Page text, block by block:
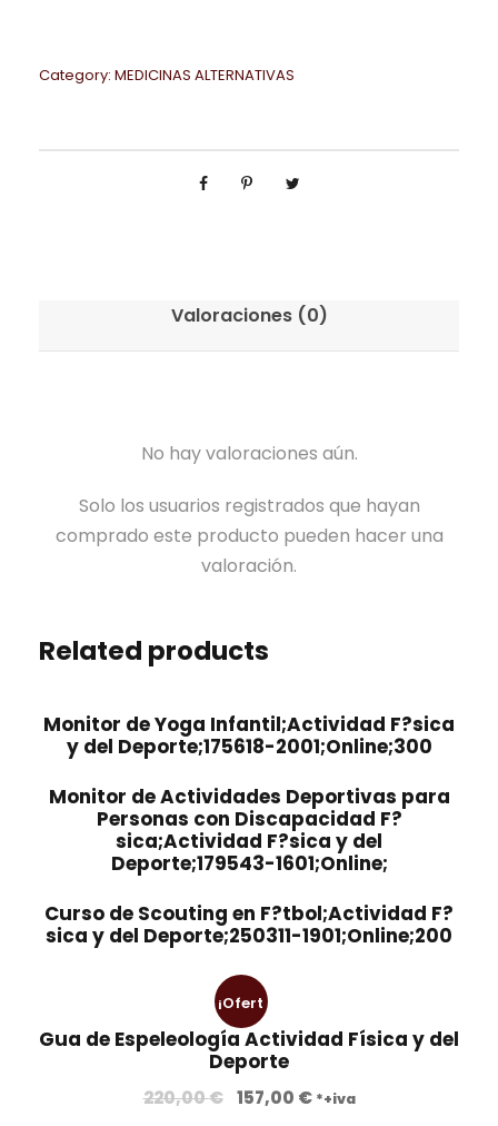
Category: MEDICINAS ALTERNATIVAS
Valoraciones (0)
No hay valoraciones aún.
Solo los usuarios registrados que hayan
comprado este producto pueden hacer una
valoración.
Related products
Monitor de Yoga Infantil;Actividad F?sica
y del Deporte;175618-2001;Online;300
Monitor de Actividades Deportivas para
Personas con Discapacidad F?
sica;Actividad F?sica y del
Deporte;179543-1601;Online;
Curso de Scouting en F?tbol;Actividad F?
sica y del Deporte;250311-1901;Online;200
¡Ofert
a!
Gua de Espeleología Actividad Física y del
Deporte
220,00€ E
157,00 €E*+iva